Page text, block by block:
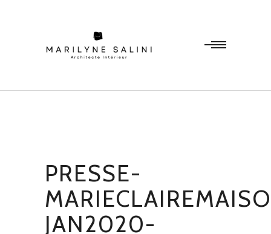
PRESSE-
JAN2020-